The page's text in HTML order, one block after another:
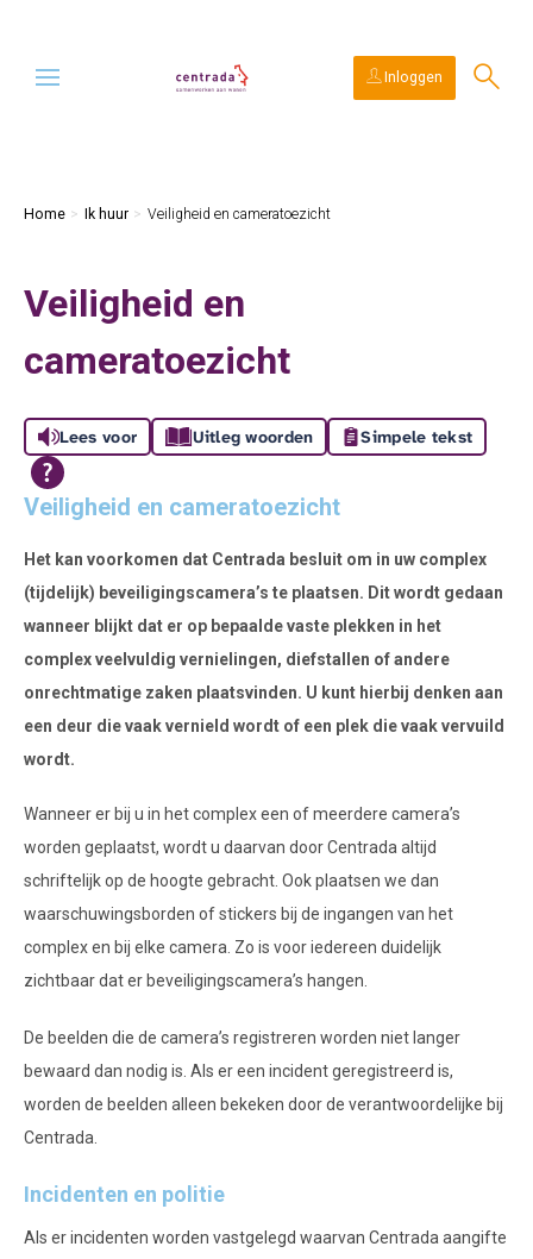
Naar de homepage
Ga naar Hoofd Inloggen
Home Ik huur Veiligheid en cameratoezicht
Veiligheid en
cameratoezicht
Lees voor Uitleg woorden Simpele tekst
Veiligheid en cameratoezicht
Het kan voorkomen dat Centrada besluit om in uw complex
(tijdelijk) beveiligingscamera’s te plaatsen. Dit wordt gedaan
wanneer blijkt dat er op bepaalde vaste plekken in het
complex veelvuldig vernielingen, diefstallen of andere
onrechtmatige zaken plaatsvinden. U kunt hierbij denken aan
een deur die vaak vernield wordt of een plek die vaak vervuild
wordt.
Wanneer er bij u in het complex een of meerdere camera’s
worden geplaatst, wordt u daarvan door Centrada altijd
schriftelijk op de hoogte gebracht. Ook plaatsen we dan
waarschuwingsborden of stickers bij de ingangen van het
complex en bij elke camera. Zo is voor iedereen duidelijk
zichtbaar dat er beveiligingscamera’s hangen.
De beelden die de camera’s registreren worden niet langer
bewaard dan nodig is. Als er een incident geregistreerd is,
worden de beelden alleen bekeken door de verantwoordelijke bij
Centrada.
Incidenten en politie
Als er incidenten worden vastgelegd waarvan Centrada aangifte